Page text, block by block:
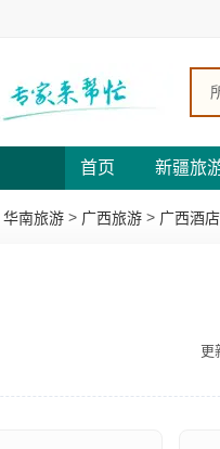
首页 新疆旅
华南旅游 > 广西旅游 > 广西酒
更